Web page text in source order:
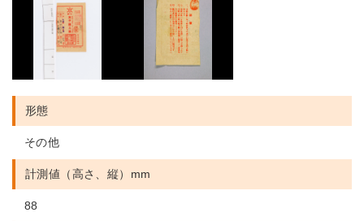
形態
その他
計測値（高さ、縦）mm
88